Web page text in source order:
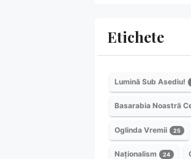
Etichete
Lumină Sub Asediu!
Basarabia Noastră
Oglinda Vremii 25
Naționalism 24